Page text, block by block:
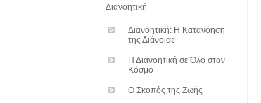
Διανοητική
Διανοητική: H Kατανόηση
της Διάνοιας
Η Διανοητική σε Όλο στον
Κόσμο
Ο Σκοπός της Ζωής